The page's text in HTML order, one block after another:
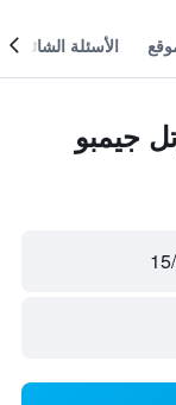
الأسئلة الشائعة
جيمبو